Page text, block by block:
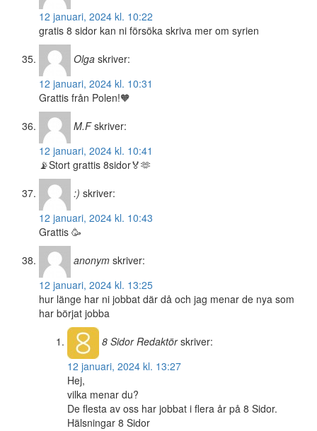
12 januari, 2024 kl. 10:22
gratis 8 sidor kan ni försöka skriva mer om syrien
Olga skriver:
12 januari, 2024 kl. 10:31
Grattis från Polen!🧡
M.F skriver:
12 januari, 2024 kl. 10:41
📡Stort grattis 8sidor🏅🫶
:) skriver:
12 januari, 2024 kl. 10:43
Grattis 🥳
anonym skriver:
12 januari, 2024 kl. 13:25
hur länge har ni jobbat där då och jag menar de nya som
har börjat jobba
8 SidorRedaktör skriver:
12 januari, 2024 kl. 13:27
Hej,
vilka menar du?
De flesta av oss har jobbat i flera år på 8 Sidor.
Hälsningar 8 Sidor